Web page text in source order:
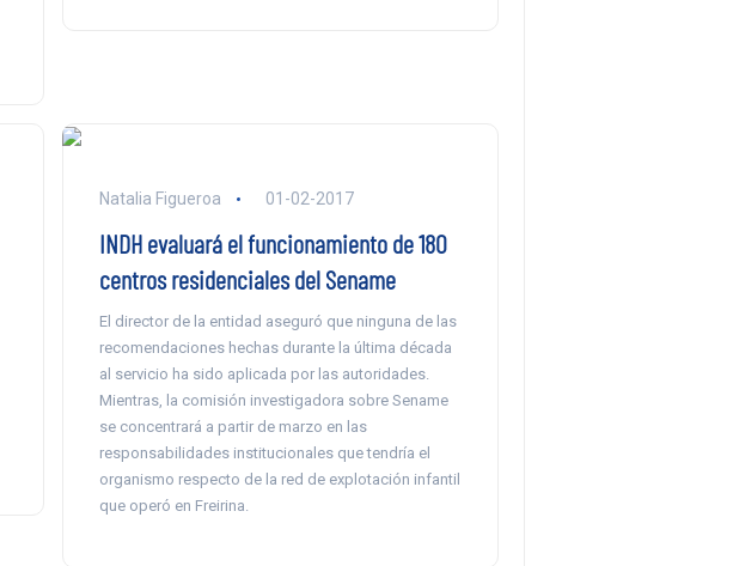
Natalia Figueroa 01-02-2017
INDH evaluará el funcionamiento de 180
centros residenciales del Sename
El director de la entidad aseguró que ninguna de las
recomendaciones hechas durante la última década
al servicio ha sido aplicada por las autoridades.
Mientras, la comisión investigadora sobre Sename
se concentrará a partir de marzo en las
responsabilidades institucionales que tendría el
organismo respecto de la red de explotación infantil
que operó en Freirina.